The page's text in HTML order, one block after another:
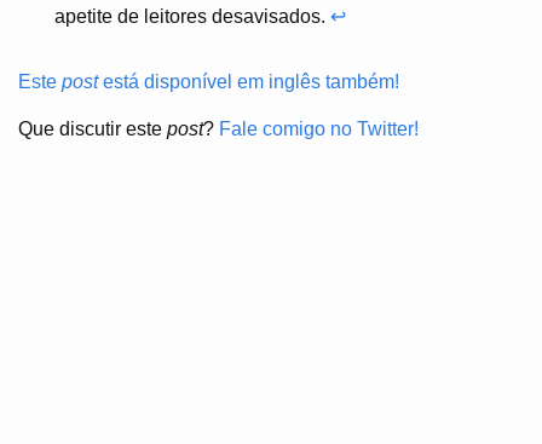
apetite de leitores desavisados. ↩
Este postestá disponível em inglês também!
Que discutir este post? Fale comigo no Twitter!